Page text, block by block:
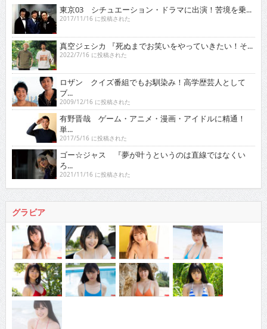
東京03 シチュエーション・ドラマに出演！苦境を乗...
2017/11/16 に投稿された
真空ジェシカ 『死ぬまでお笑いをやっていきたい！そ...
2022/7/16 に投稿された
ロザン クイズ番組でもお馴染み！高学歴芸人として
ブ...
2009/12/16 に投稿された
有野晋哉 ゲーム・アニメ・漫画・アイドルに精通！
単...
2017/5/16 に投稿された
ゴー☆ジャス 『夢が叶うというのは直線ではなくい
ろ...
2021/11/16 に投稿された
グラビア